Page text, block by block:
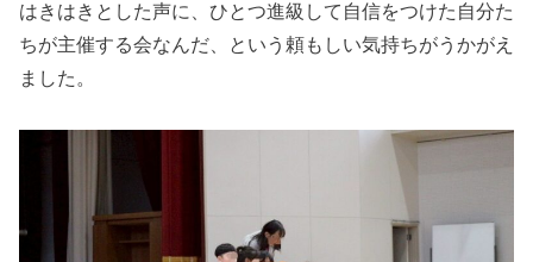
はきはきとした声に、ひとつ進級して自信をつけた自分た
ちが主催する会なんだ、という頼もしい気持ちがうかがえ
ました。